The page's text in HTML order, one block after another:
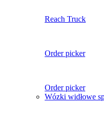
Reach Truck
Order picker
Order picker
Wózki widłowe